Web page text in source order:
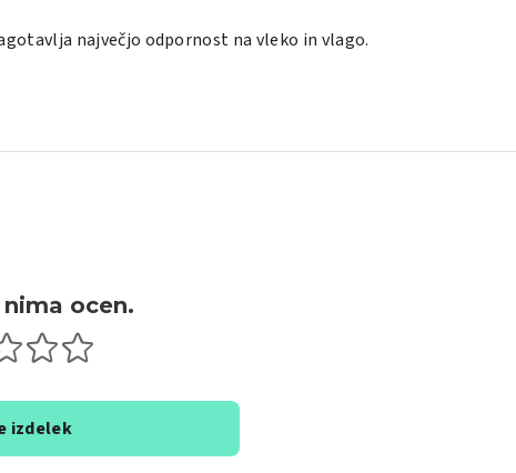
največjo odpornost na vleko in vlago.
ocen.
izdelek